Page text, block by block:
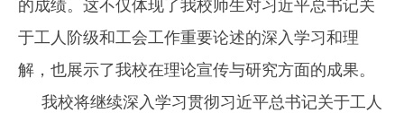
的成绩。这不仅体现了我校师生对习近平总书记关
于工人阶级和工会工作重要论述的深入学习和理
解，也展示了我校在理论宣传与研究方面的成果。‌
我校将继续深入学习贯彻习近平总书记关于工人